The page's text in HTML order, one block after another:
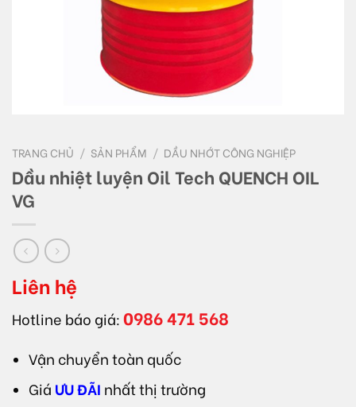
TRANG CHỦ / SẢN PHẨM / DẦU NHỚT CÔNG NGHIỆP
Dầu nhiệt luyện Oil Tech QUENCH OIL
VG
Liên hệ
Hotline báo giá:0986 471 568
Vận chuyển toàn quốc
Giá ƯU ĐÃI nhất thị trường